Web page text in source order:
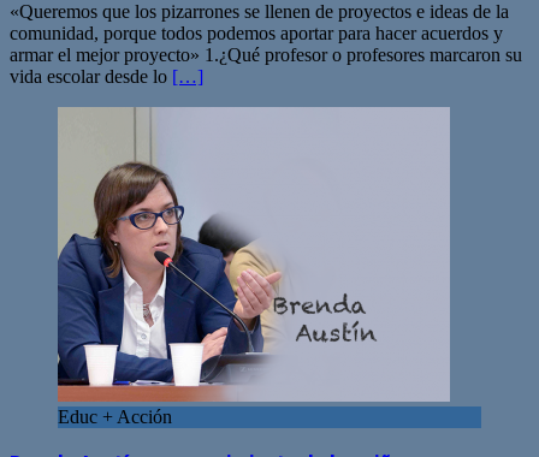
«Queremos que los pizarrones se llenen de proyectos e ideas de la
comunidad, porque todos podemos aportar para hacer acuerdos y
armar el mejor proyecto» 1.¿Qué profesor o profesores marcaron su
vida escolar desde lo […]
Educ + Acción